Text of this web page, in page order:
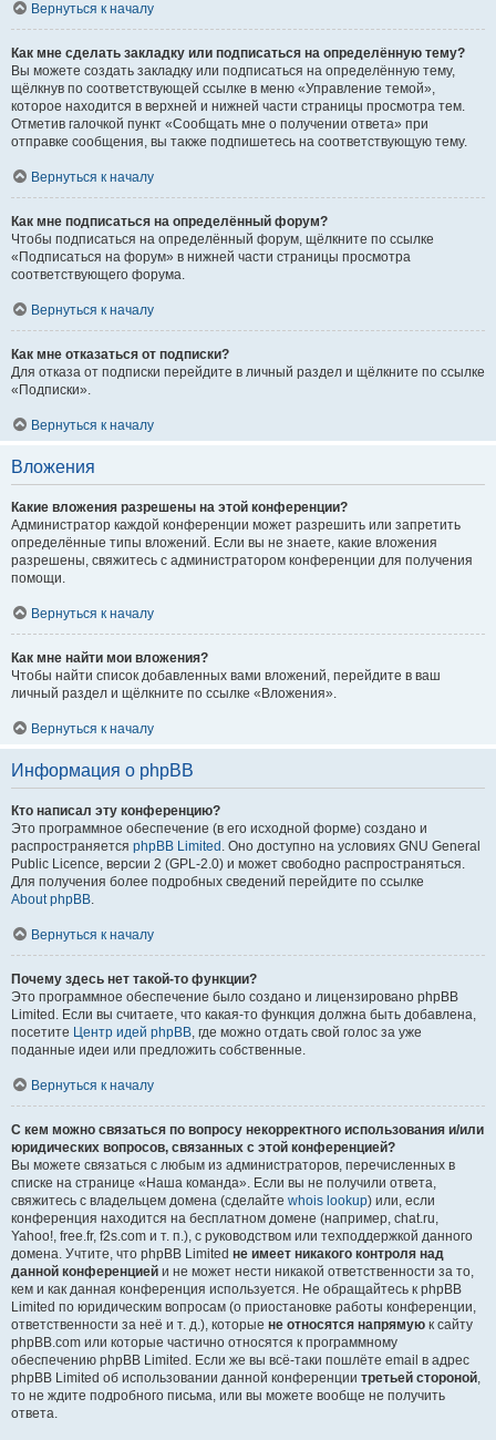
Вернуться к началу
Как мне сделать закладку или подписаться на определённую тему?
Вы можете создать закладку или подписаться на определённую тему,
щёлкнув по соответствующей ссылке в меню «Управление темой»,
которое находится в верхней и нижней части страницы просмотра тем.
Отметив галочкой пункт «Сообщать мне о получении ответа» при
отправке сообщения, вы также подпишетесь на соответствующую тему.
Вернуться к началу
Как мне подписаться на определённый форум?
Чтобы подписаться на определённый форум, щёлкните по ссылке
«Подписаться на форум» в нижней части страницы просмотра
соответствующего форума.
Вернуться к началу
Как мне отказаться от подписки?
Для отказа от подписки перейдите в личный раздел и щёлкните по ссылке
«Подписки».
Вернуться к началу
Вложения
Какие вложения разрешены на этой конференции?
Администратор каждой конференции может разрешить или запретить
определённые типы вложений. Если вы не знаете, какие вложения
разрешены, свяжитесь с администратором конференции для получения
помощи.
Вернуться к началу
Как мне найти мои вложения?
Чтобы найти список добавленных вами вложений, перейдите в ваш
личный раздел и щёлкните по ссылке «Вложения».
Вернуться к началу
Информация о phpBB
Кто написал эту конференцию?
Это программное обеспечение (в его исходной форме) создано и
распространяется phpBB Limited . Оно доступно на условиях GNU General
Public Licence, версии 2 (GPL-2.0) и может свободно распространяться.
Для получения более подробных сведений перейдите по ссылке
About phpBB.
Вернуться к началу
Почему здесь нет такой-то функции?
Это программное обеспечение было создано и лицензировано phpBB
Limited. Если вы считаете, что какая-то функция должна быть добавлена,
посетите Центр идей phpBB, где можно отдать свой голос за уже
поданные идеи или предложить собственные.
Вернуться к началу
С кем можно связаться по вопросу некорректного использования и/или
юридических вопросов, связанных с этой конференцией?
Вы можете связаться с любым из администраторов, перечисленных в
списке на странице «Наша команда». Если вы не получили ответа,
свяжитесь с владельцем домена (сделайте whois lookup) или, если
конференция находится на бесплатном домене (например, chat.ru,
Yahoo!, free.fr, f2s.com и т. п.), с руководством или техподдержкой данного
домена. Учтите, что phpBB Limited не имеет никакого контроля над
данной конференцией и не может нести никакой ответственности за то,
кем и как данная конференция используется. Не обращайтесь к phpBB
Limited по юридическим вопросам (о приостановке работы конференции,
ответственности за неё и т. д.), которые не относятся напрямую к сайту
phpBB.com или которые частично относятся к программному
обеспечению phpBB Limited. Если же вы всё-таки пошлёте email в адрес
phpBB Limited об использовании данной конференции третьей стороной,
то не ждите подробного письма, или вы можете вообще не получить
ответа.